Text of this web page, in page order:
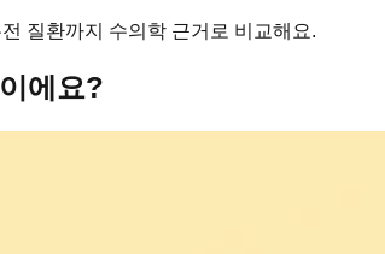
질환까지 수의학 근거로 비교해요.
에요?